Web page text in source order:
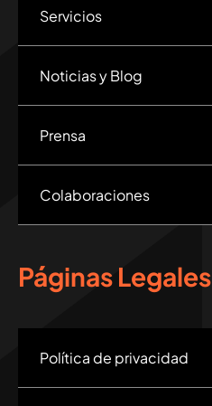
Servicios
Noticias y Blog
Prensa
Colaboraciones
Páginas Legales
Política de privacidad